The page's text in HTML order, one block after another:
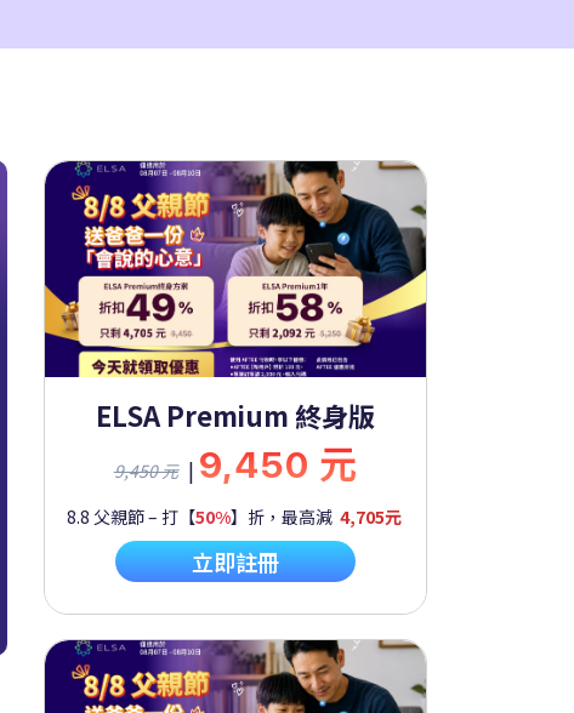
ELSA Premium 終身版
9,450 元 | 9,450 元
8.8 父親節 – 打【50%】折，最高減 4,705元
立即註冊